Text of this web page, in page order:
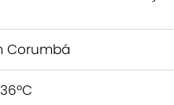
Corumbá